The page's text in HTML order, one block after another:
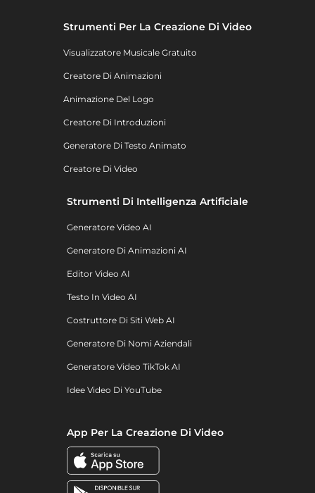
Strumenti Per La Creazione Di Video
Visualizzatore Musicale Gratuito
Creatore Di Animazioni
Animazione Del Logo
Creatore Di Introduzioni
Generatore Di Testo Animato
Creatore Di Video
Strumenti Di Intelligenza Artificiale
Generatore Video AI
Generatore Di Animazioni AI
Editor Video AI
Testo In Video AI
Costruttore Di Siti Web AI
Generatore Di Nomi Aziendali
Generatore Video TikTok AI
Idee Video Di YouTube
App Per La Creazione Di Video